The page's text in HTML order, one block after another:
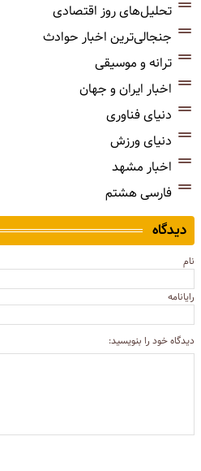
تحلیل‌های روز اقتصادی
جنجالی‌ترین اخبار حوادث
ترانه و موسیقی
اخبار ایران و جهان
دنیای فناوری
دنیای ورزش
اخبار مشهد
فارسی هشتم
دیدگاه
نام
رایانامه
دیدگاه خود را بنویسید: